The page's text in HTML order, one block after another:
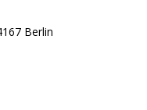
Berlin